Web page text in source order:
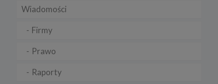
Wiadomości
Firmy
Prawo
Raporty